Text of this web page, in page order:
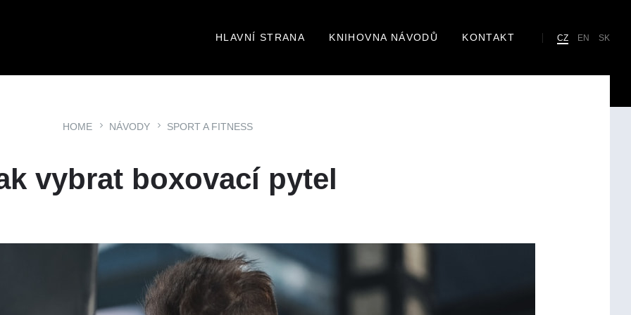
HLAVNÍ STRANA KNIHOVNA NÁVODŮ KONTAKT CZ EN SK
HOME NÁVODY SPORT A FITNESS
vybrat boxovací pytel